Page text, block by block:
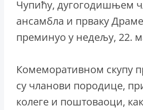
Чупићу, дугогодишњем
ансамбла и прваку
преминуо у недељу, 22.
Комеморативном скупу
су чланови породице,
колеге и поштоваоци,